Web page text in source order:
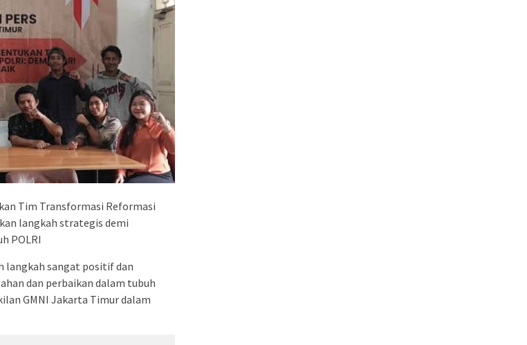
Tim Transformasi Reformasi
langkah strategis demi
POLRI
langkah sangat positif dan
dan perbaikan dalam tubuh
GMNI Jakarta Timur dalam